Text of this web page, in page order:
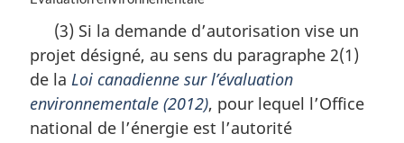
e
:
e
m
r
g
(3) Si la demande d’autorisation vise un
projet désigné, au sens du paragraphe 2(1)
de la Loi canadienne sur l’évaluation
environnementale (2012), pour lequel l’Office
national de l’énergie est l’autorité